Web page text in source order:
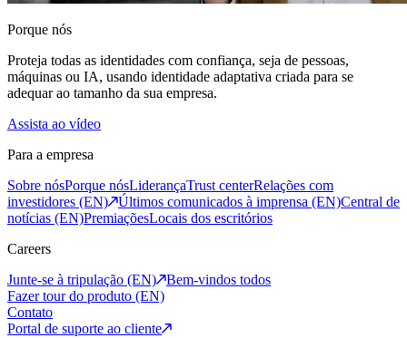
Porque nós
Proteja todas as identidades com confiança, seja de pessoas,
máquinas ou IA, usando identidade adaptativa criada para se
adequar ao tamanho da sua empresa.
Assista ao vídeo
Para a empresa
Sobre nósPorque nósLiderançaTrust centerRelações com
investidores (EN)
Últimos comunicados à imprensa (EN)Central de
notícias (EN)PremiaçõesLocais dos escritórios
Careers
Junte-se à tripulação (EN)
Bem-vindos todos
Fazer tour do produto (EN)
Contato
Portal de suporte ao cliente